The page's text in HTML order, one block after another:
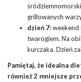
grillowanych
dzień 7:weekend
twarogiem. Na
kurczaka. Dzień
Pamiętaj, że idealna
również 2 mniejsze